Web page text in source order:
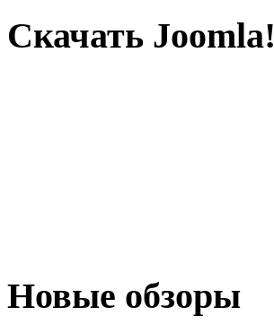
Скачать Joomla!
Новые обзоры